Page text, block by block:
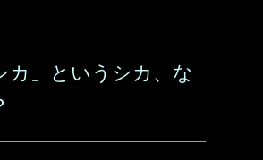
カ」というシカ、な